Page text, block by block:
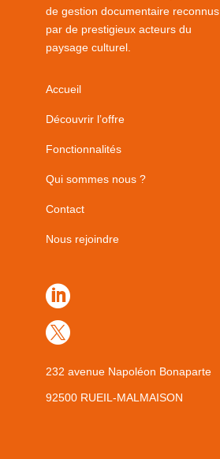
de gestion documentaire reconnus
par de prestigieux acteurs du
paysage culturel.
Accueil
Découvrir l’offre
Fonctionnalités
Qui sommes nous ?
Contact
Nous rejoindre


232 avenue Napoléon Bonaparte
92500 RUEIL-MALMAISON